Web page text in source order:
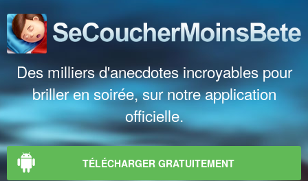
Des milliers d'anecdotes incroyables pour
briller en soirée, sur notre application
officielle.
TÉLÉCHARGER GRATUITEMENT